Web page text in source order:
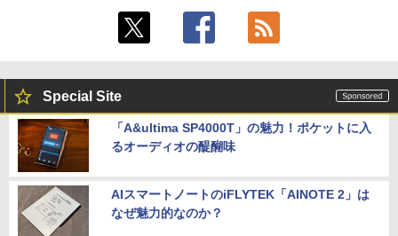
Special Site
「A&ultima SP4000T」の魅力！ポケットに入
るオーディオの醍醐味
AIスマートノートのiFLYTEK「AINOTE 2」は
なぜ魅力的なのか？